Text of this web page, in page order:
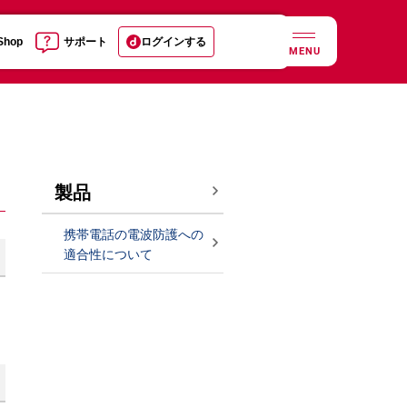
サポート ログインする
MENU
製品
携帯電話の電波防護への
適合性について